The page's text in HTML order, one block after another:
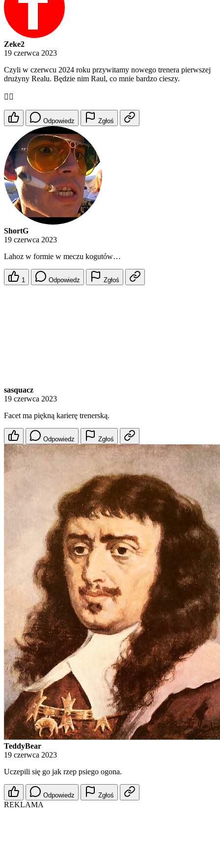
Zeke2
19 czerwca 2023
Czyli w czerwcu 2024 roku przywitamy nowego trenera pierwszej
drużyny Realu. Będzie nim Raul, co mnie bardzo cieszy.
👍🏻
Odpowiedz Zgłoś
ShortG
19 czerwca 2023
Lahoz w formie w meczu kogutów…
1 Odpowiedz Zgłoś
sasquacz
19 czerwca 2023
Facet ma piękną karierę trenerską.
Odpowiedz Zgłoś
TeddyBear
19 czerwca 2023
Uczepili się go jak rzep psiego ogona.
Odpowiedz Zgłoś
REKLAMA